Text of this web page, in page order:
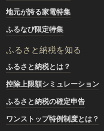
地元が誇る家電特集
ふるなび限定特集
ふるさと納税を知る
ふるさと納税とは？
控除上限額シミュレーション
ふるさと納税の確定申告
ワンストップ特例制度とは？